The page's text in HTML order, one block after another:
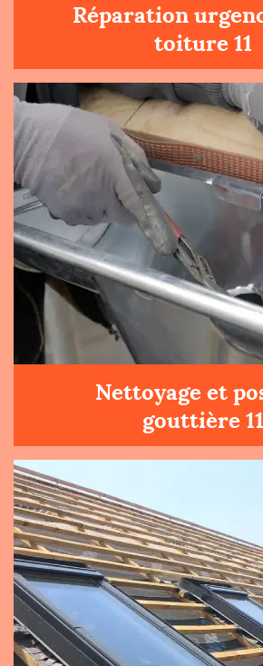
Réparation
toiture 11
Nettoyage et
gouttière 11